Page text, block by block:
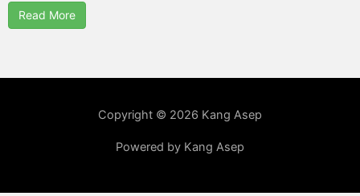
Read More
Copyright © 2026 Kang Asep
Powered by Kang Asep